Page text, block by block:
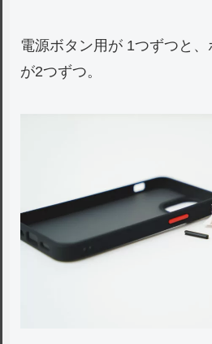
電源ボタン用が 1つずつと
が2つずつ。